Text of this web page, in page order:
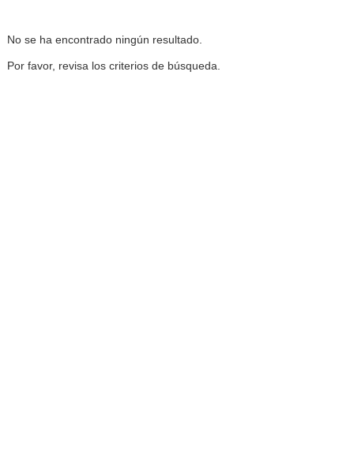
No se ha encontrado ningún resultado.
Por favor, revisa los criterios de búsqueda.